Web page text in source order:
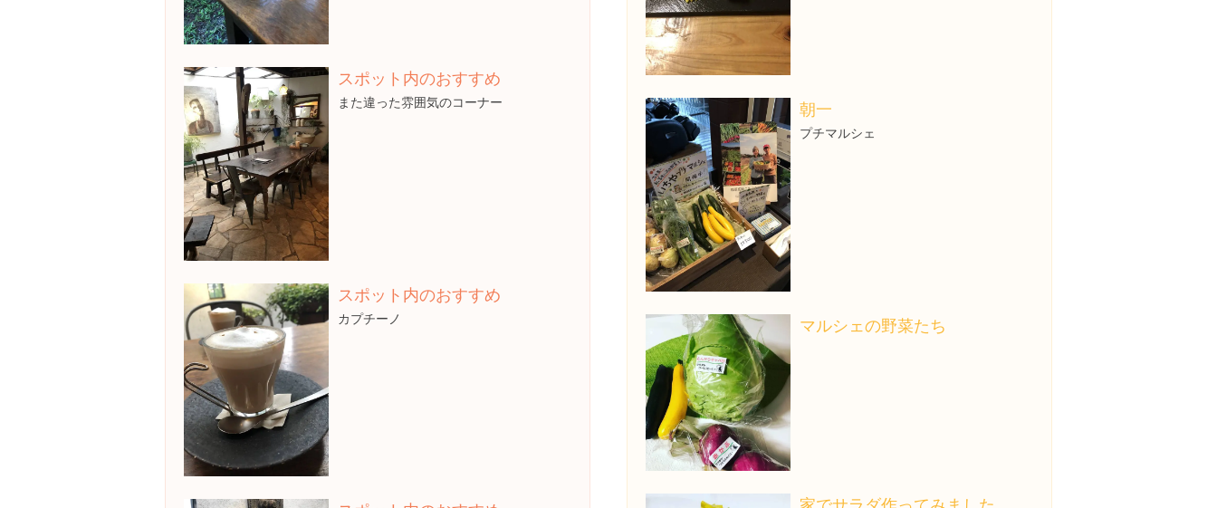
スポット内のおすすめ
また違った雰囲気のコーナー
スポット内のおすすめ
カプチーノ
朝一
プチマルシェ
マルシェの野菜たち